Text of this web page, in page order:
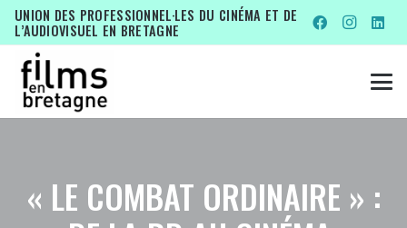
UNION DES PROFESSIONNEL·LES DU CINÉMA ET DE
L’AUDIOVISUEL EN BRETAGNE
« LE COMBAT ORDINAIRE » :